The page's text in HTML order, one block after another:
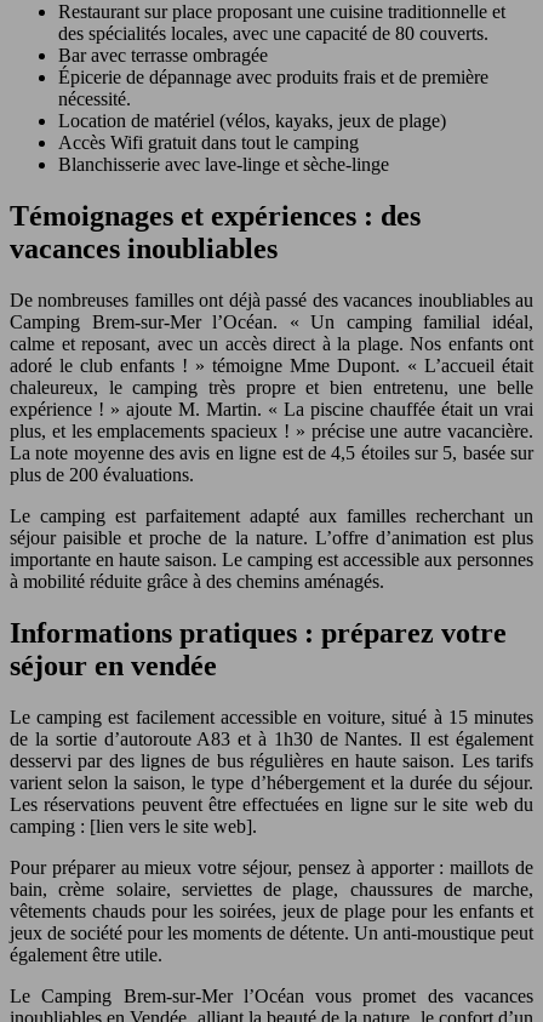
Restaurant sur place proposant une cuisine traditionnelle et
des spécialités locales, avec une capacité de 80 couverts.
Bar avec terrasse ombragée
Épicerie de dépannage avec produits frais et de première
nécessité.
Location de matériel (vélos, kayaks, jeux de plage)
Accès Wifi gratuit dans tout le camping
Blanchisserie avec lave-linge et sèche-linge
Témoignages et expériences : des
vacances inoubliables
De nombreuses familles ont déjà passé des vacances inoubliables au
Camping Brem-sur-Mer l’Océan. « Un camping familial idéal,
calme et reposant, avec un accès direct à la plage. Nos enfants ont
adoré le club enfants ! » témoigne Mme Dupont. « L’accueil était
chaleureux, le camping très propre et bien entretenu, une belle
expérience ! » ajoute M. Martin. « La piscine chauffée était un vrai
plus, et les emplacements spacieux ! » précise une autre vacancière.
La note moyenne des avis en ligne est de 4,5 étoiles sur 5, basée sur
plus de 200 évaluations.
Le camping est parfaitement adapté aux familles recherchant un
séjour paisible et proche de la nature. L’offre d’animation est plus
importante en haute saison. Le camping est accessible aux personnes
à mobilité réduite grâce à des chemins aménagés.
Informations pratiques : préparez votre
séjour en vendée
Le camping est facilement accessible en voiture, situé à 15 minutes
de la sortie d’autoroute A83 et à 1h30 de Nantes. Il est également
desservi par des lignes de bus régulières en haute saison. Les tarifs
varient selon la saison, le type d’hébergement et la durée du séjour.
Les réservations peuvent être effectuées en ligne sur le site web du
camping : [lien vers le site web].
Pour préparer au mieux votre séjour, pensez à apporter : maillots de
bain, crème solaire, serviettes de plage, chaussures de marche,
vêtements chauds pour les soirées, jeux de plage pour les enfants et
jeux de société pour les moments de détente. Un anti-moustique peut
également être utile.
Le Camping Brem-sur-Mer l’Océan vous promet des vacances
inoubliables en Vendée, alliant la beauté de la nature, le confort d’un